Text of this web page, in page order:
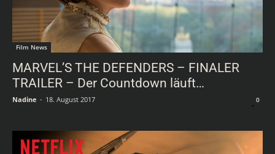
Film News
MARVEL’S THE DEFENDERS – FINALER
TRAILER – Der Countdown läuft…
Nadine - 18. August 2017 0